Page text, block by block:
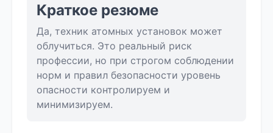
Краткое резюме
Да, техник атомных установок может
облучиться. Это реальный риск
профессии, но при строгом соблюдении
норм и правил безопасности уровень
опасности контролируем и
минимизируем.